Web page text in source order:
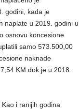
godini, kada je
naplate u 2019. godini u
osnovu koncesione
samo 573.500,00
naknade
KM dok je u 2018.
i ranijih godina